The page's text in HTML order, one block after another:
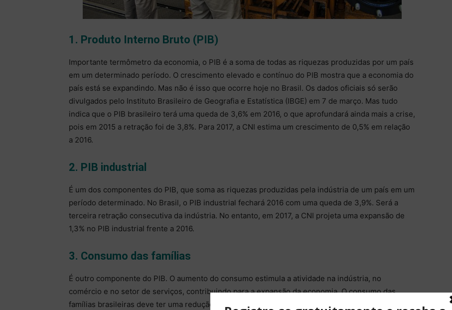
1. Produto Interno Bruto (PIB)
Importante termômetro da economia, o PIB é a soma de todas as riquezas produzidas por um país
em um determinado período. O crescimento elevado e contínuo do PIB mostra que a economia do
país está se expandindo. Mas não é isso que ocorre hoje no Brasil. Os dados oficiais só serão
divulgados pelo Instituto Brasileiro de Geografia e Estatística (IBGE) em 7 de março. Mas tudo
indica que o PIB brasileiro terá uma queda de 3,6% em 2016, o que aprofundará ainda mais a crise,
pois em 2015 a retração foi de 3,8%. Para 2017, a CNI estima um crescimento de 0,5% em relação
a 2016.
2. PIB industrial
É um dos componentes do PIB, que soma as riquezas produzidas pela indústria de um país em um
período determinado. No Brasil, o PIB industrial fechará 2016 com uma queda de 3,9%. Será a
terceira retração consecutiva da indústria. No entanto, em 2017, a CNI projeta uma expansão de
1,3% no PIB industrial frente a 2016.
3. Consumo das famílias
É outro componente do PIB. O aumento do consumo estimula a atividade na indústria, no
comércio e no setor de serviços, contribuindo para a expansão da economia. O consumo das
famílias brasileiras deve ter uma redução de 4,5% em 2016. Será o segundo ano consecutivo de